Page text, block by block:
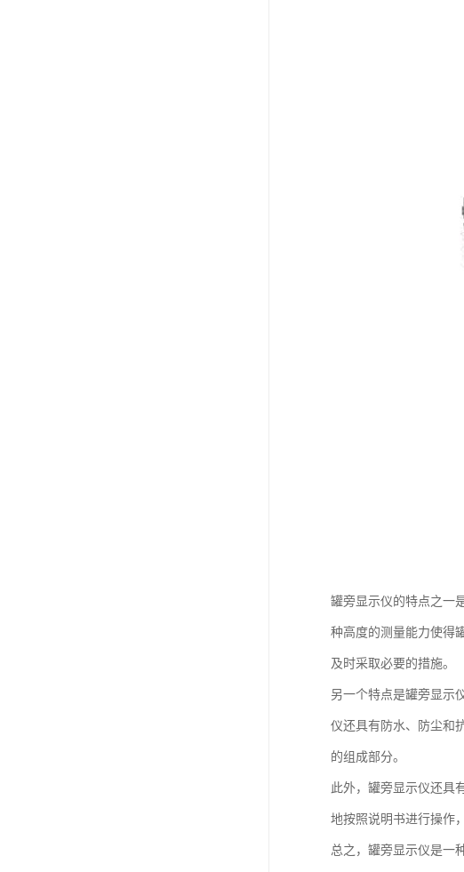
罐旁显示仪的特点之一
种高度的测量能力使得
及时采取必要的措施。
另一个特点是罐旁显示
仪还具有防水、防尘和
的组成部分。
此外，罐旁显示仪还具
地按照说明书进行操作
总之，罐旁显示仪是一